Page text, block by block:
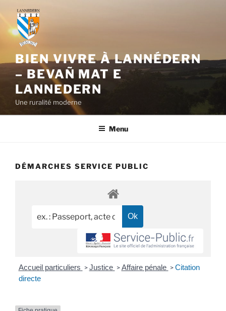
contenu
principal
BIEN VIVRE À LANNÉDERN
– BEVAÑ MAT E
LANNEDERN
Une ruralité moderne
Menu
DÉMARCHES SERVICE PUBLIC
Accueil particuliers > Justice > Affaire pénale > Citation
directe